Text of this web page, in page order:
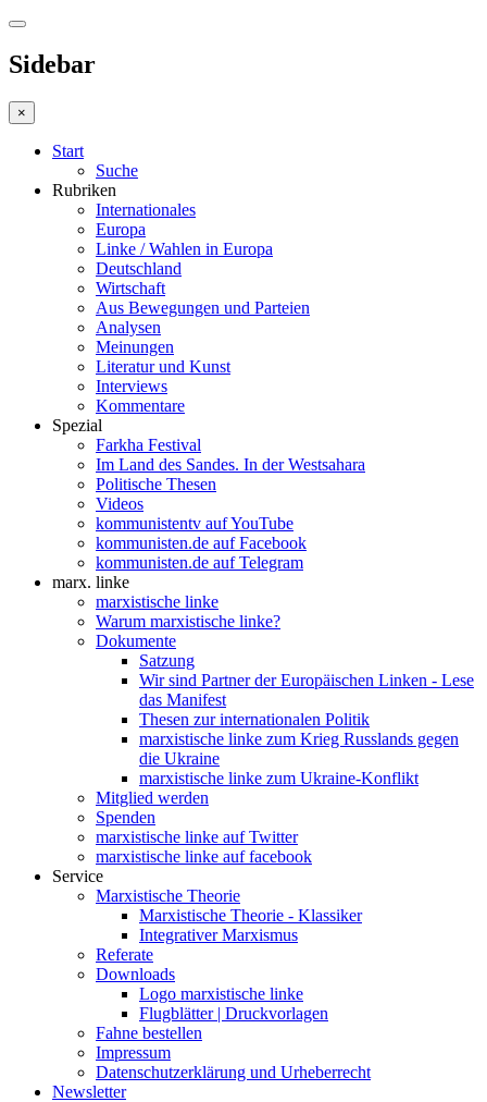
Sidebar
×
Start
Suche
Rubriken
Internationales
Europa
Linke / Wahlen in Europa
Deutschland
Wirtschaft
Aus Bewegungen und Parteien
Analysen
Meinungen
Literatur und Kunst
Interviews
Kommentare
Spezial
Farkha Festival
Im Land des Sandes. In der Westsahara
Politische Thesen
Videos
kommunistentv auf YouTube
kommunisten.de auf Facebook
kommunisten.de auf Telegram
marx. linke
marxistische linke
Warum marxistische linke?
Dokumente
Satzung
Wir sind Partner der Europäischen Linken - Lese
das Manifest
Thesen zur internationalen Politik
marxistische linke zum Krieg Russlands gegen
die Ukraine
marxistische linke zum Ukraine-Konflikt
Mitglied werden
Spenden
marxistische linke auf Twitter
marxistische linke auf facebook
Service
Marxistische Theorie
Marxistische Theorie - Klassiker
Integrativer Marxismus
Referate
Downloads
Logo marxistische linke
Flugblätter | Druckvorlagen
Fahne bestellen
Impressum
Datenschutzerklärung und Urheberrecht
Newsletter